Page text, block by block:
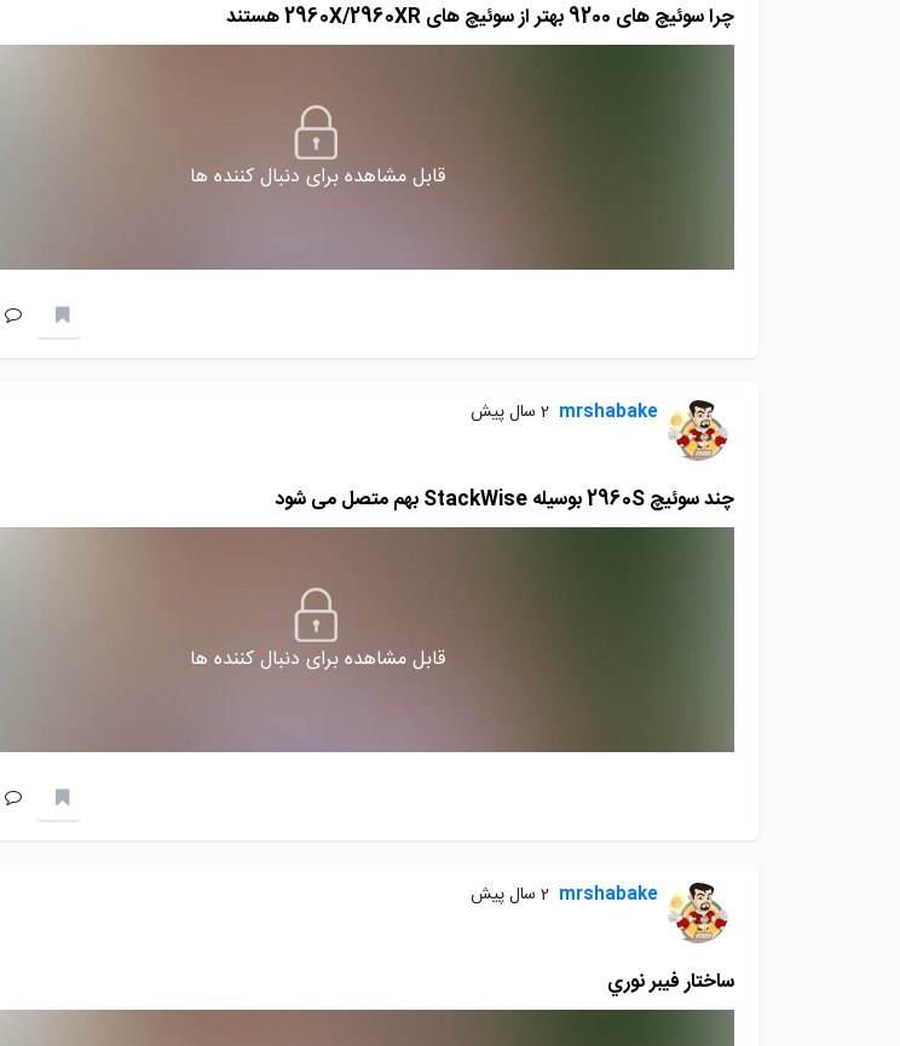
چرا سوئیچ های 9200 بهتر از سوئیچ های 2960X/2960XR هستند
قابل مشاهده برای دنبال کننده ها
mrshabake 2 سال پیش
چند سوئیچ 2960S بوسیله StackWise بهم متصل می شود
قابل مشاهده برای دنبال کننده ها
mrshabake 2 سال پیش
ساختار فيبر نوري